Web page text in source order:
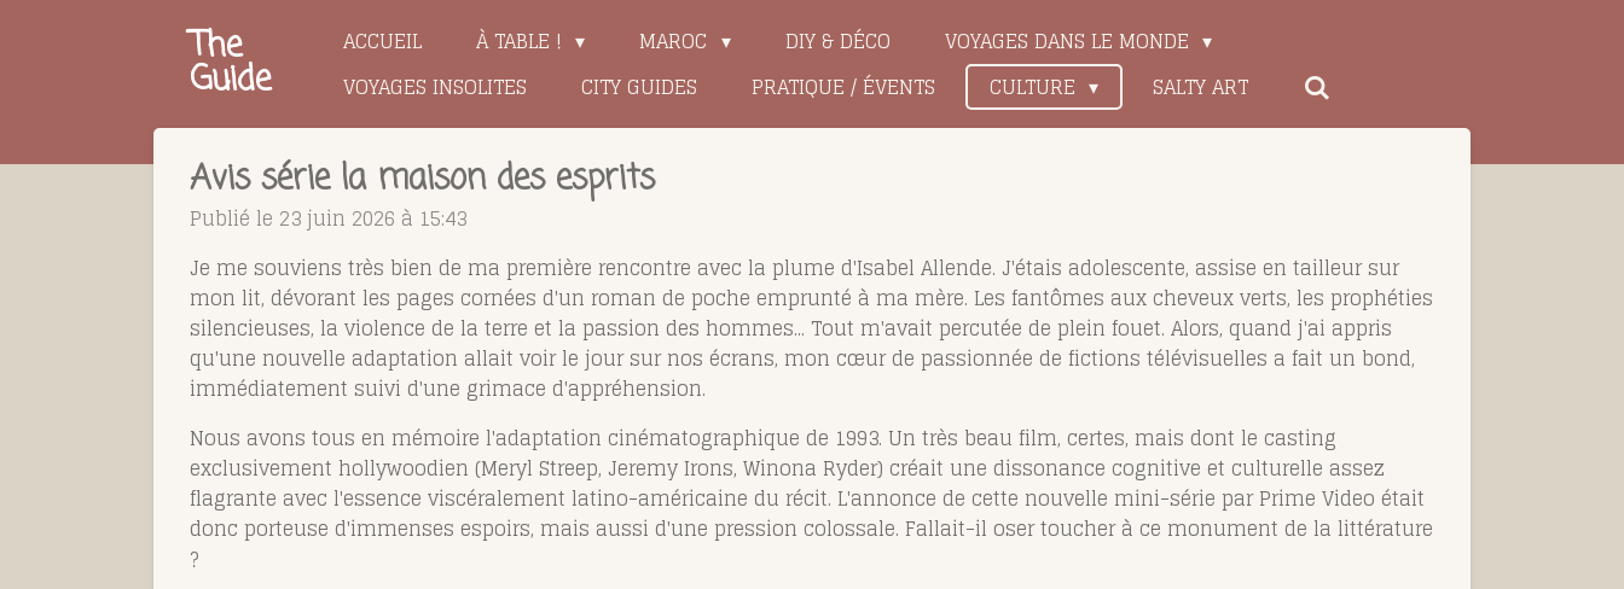
The
Guide
ACCUEIL À TABLE ! MAROC DIY & DÉCO
VOYAGES DANS LE MONDE
VOYAGES INSOLITES
CITY GUIDES PRATIQUE / ÉVENTS CULTURE SALTY ART
Avis série la maison des esprits
Publié le 23 juin 2026 à 15:43
Je me souviens très bien de ma première rencontre avec la plume d'Isabel Allende. J'étais adolescente, assise en tailleur sur
mon lit, dévorant les pages cornées d'un roman de poche emprunté à ma mère. Les fantômes aux cheveux verts, les prophéties
silencieuses, la violence de la terre et la passion des hommes... Tout m'avait percutée de plein fouet. Alors, quand j'ai appris
qu'une nouvelle adaptation allait voir le jour sur nos écrans, mon cœur de passionnée de fictions télévisuelles a fait un bond,
immédiatement suivi d'une grimace d'appréhension.
Nous avons tous en mémoire l'adaptation cinématographique de 1993. Un très beau film, certes, mais dont le casting
exclusivement hollywoodien (Meryl Streep, Jeremy Irons, Winona Ryder) créait une dissonance cognitive et culturelle assez
flagrante avec l'essence viscéralement latino-américaine du récit. L'annonce de cette nouvelle mini-série par Prime Video était
donc porteuse d'immenses espoirs, mais aussi d'une pression colossale. Fallait-il oser toucher à ce monument de la littérature
?